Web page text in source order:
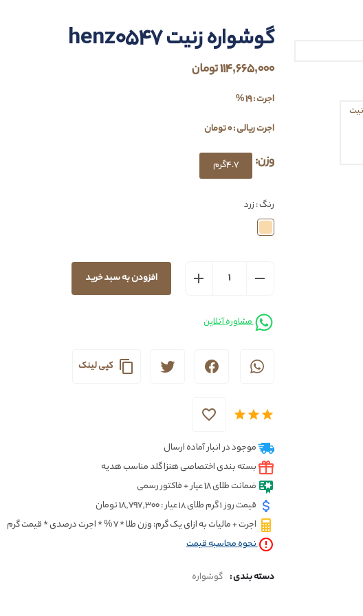
گوشواره زنیت henz0547
114,665,000 تومان
اجرت : 19 %
اجرت ریالی : 0 تومان
وزن: 4.7گرم
رنگ : زرد
افزودن به سبد خرید
مشاوره آنلاین
کپی لینک
موجود در انبار آماده ارسال
بسته بندی اختصاصی هنزا گلد مناسب هدیه
ضمانت طلای 18 عیار + فاکتور رسمی
قیمت روز ۱ گرم طلای ۱۸ عیار : 18,797,300 تومان
اجرت + مالیات به ازای یک گرم: وزن طلا * 7 % * اجرت درصدی * قیمت گرم
نحوه محاسبه قيمت
دسته بندی : گوشواره